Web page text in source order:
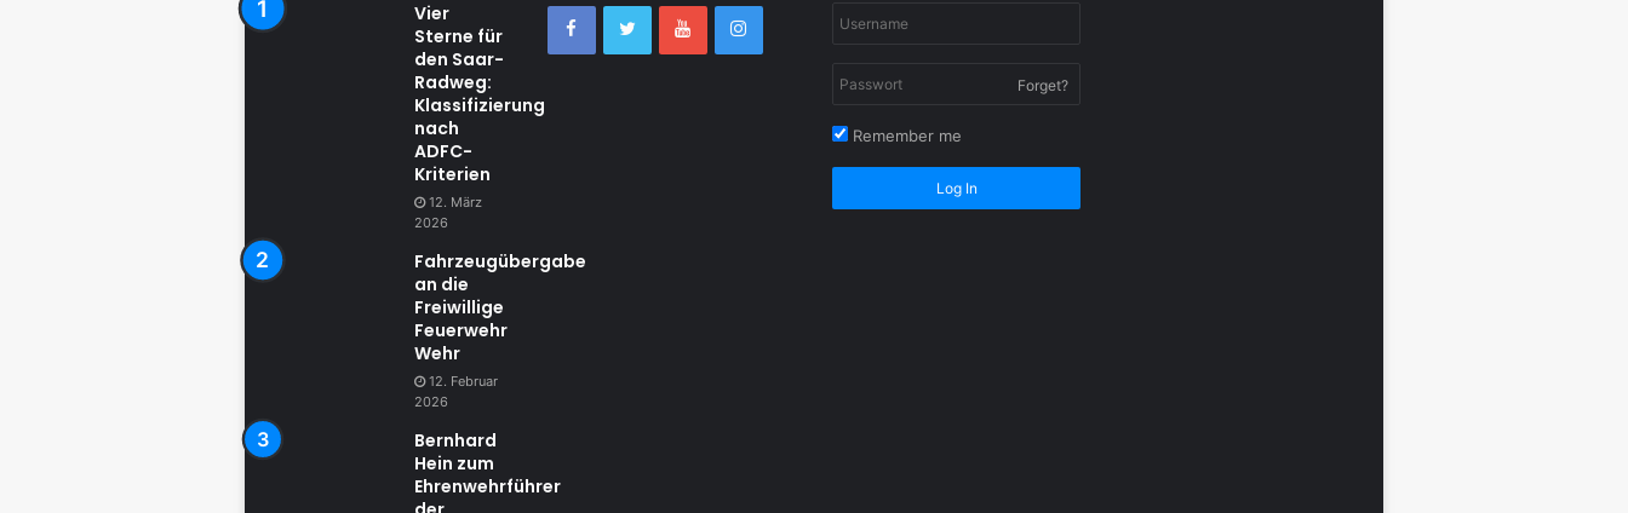
Vier
Sterne für
den Saar-
Radweg:
Klassifizierung
nach
ADFC-
Kriterien
12. März
2026
Fahrzeugübergabe
an die
Freiwillige
Feuerwehr
Wehr
12. Februar
2026
Bernhard
Hein zum
Ehrenwehrführer
Forget?
Remember me
Log In